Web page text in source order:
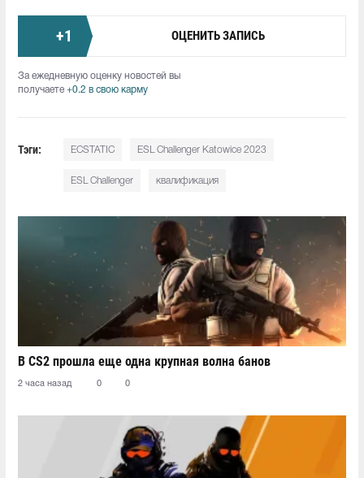
+1 ОЦЕНИТЬ ЗАПИСЬ
За ежедневную оценку новостей вы
получаете +0.2 в свою карму
Тэги: ECSTATIC ESL Challenger Katowice 2023
ESL Challenger квалификация
В CS2 прошла еще одна крупная волна банов
2 часа назад 0 0